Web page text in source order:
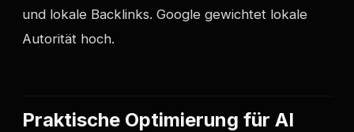
und lokale Backlinks. Google gewichtet lokale
Autorität hoch.
Praktische Optimierung für AI